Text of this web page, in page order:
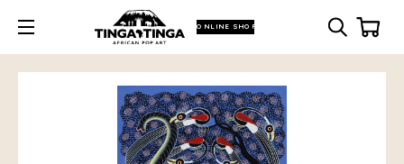
ONLINE SHOP